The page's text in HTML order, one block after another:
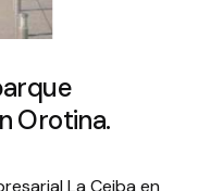
Orotina.
La Ceiba en